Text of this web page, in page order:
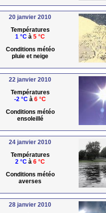
20 janvier 2010
Températures
1 °C à 5 °C
Conditions météo
pluie et neige
22 janvier 2010
Températures
-2 °C à 6 °C
Conditions météo
ensoleillé
24 janvier 2010
Températures
2 °C à 6 °C
Conditions météo
averses
28 janvier 2010